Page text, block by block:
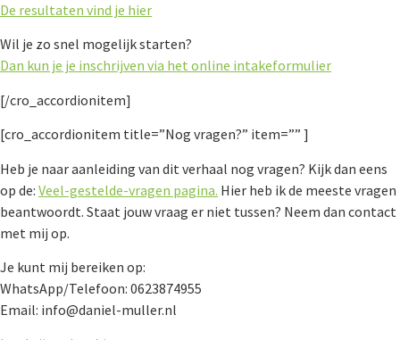
De resultaten vind je hier
Wil je zo snel mogelijk starten?
Dan kun je je inschrijven via het online intakeformulier
[/cro_accordionitem]
[cro_accordionitem title=”Nog vragen?” item=”” ]
Heb je naar aanleiding van dit verhaal nog vragen? Kijk dan eens
op de: Veel-gestelde-vragen pagina. Hier heb ik de meeste vragen
beantwoordt. Staat jouw vraag er niet tussen? Neem dan contact
met mij op.
Je kunt mij bereiken op:
WhatsApp/Telefoon: 0623874955
Email: info@daniel-muller.nl